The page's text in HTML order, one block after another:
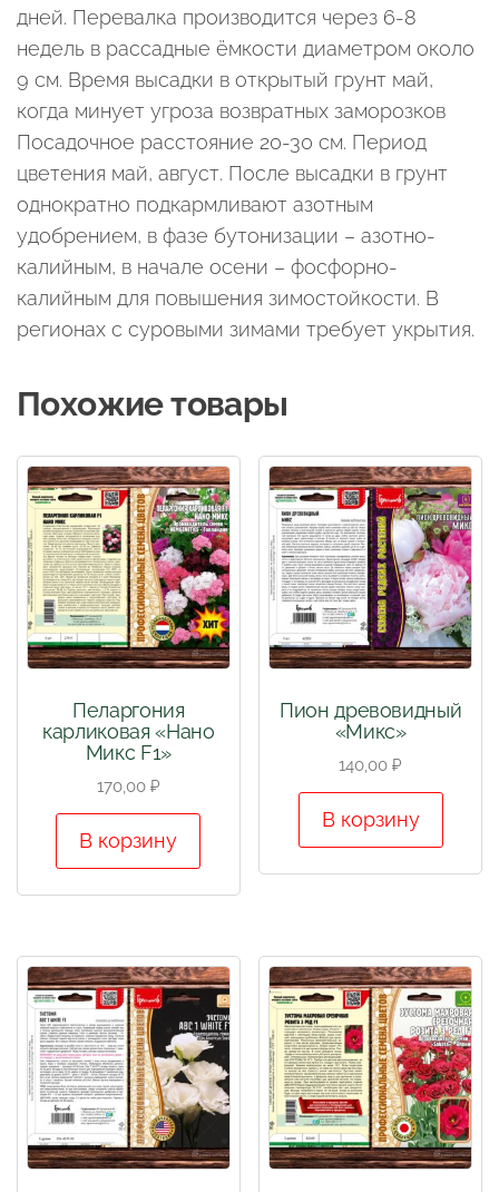
дней. Перевалка производится через 6-8
недель в рассадные ёмкости диаметром около
9 см. Время высадки в открытый грунт май,
когда минует угроза возвратных заморозков
Посадочное расстояние 20-30 см. Период
цветения май, август. После высадки в грунт
однократно подкармливают азотным
удобрением, в фазе бутонизации – азотно-
калийным, в начале осени – фосфорно-
калийным для повышения зимостойкости. В
регионах с суровыми зимами требует укрытия.
Похожие товары
Пеларгония
карликовая «Нано
Микс F1»
170,00 ₽
В корзину
Пион древовидный
«Микс»
140,00₽
В корзину